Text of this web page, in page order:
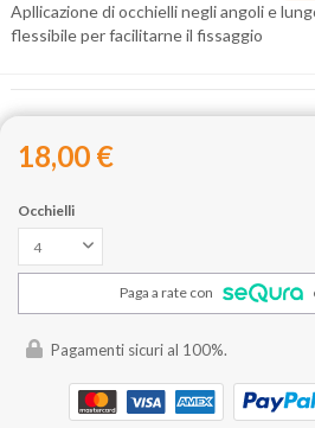
Apllicazione di occhielli negli angoli e
flessibile per facilitarne il fissaggio
18,00 €
Occhielli
Paga a rate con
Pagamenti sicuri al 100%.